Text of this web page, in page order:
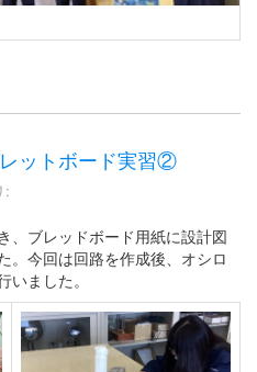
ットボード実習②
:
、ブレッドボード用紙に設計図
。今回は回路を作成後、オシロ
ました。